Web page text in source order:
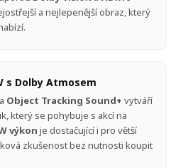
a nejlepenější obraz, který
s Dolby Atmosem
a Object Tracking Sound+ vytváří
který se pohybuje s akcí na
výkon je dostačující i pro větší
zkušenost bez nutnosti koupit